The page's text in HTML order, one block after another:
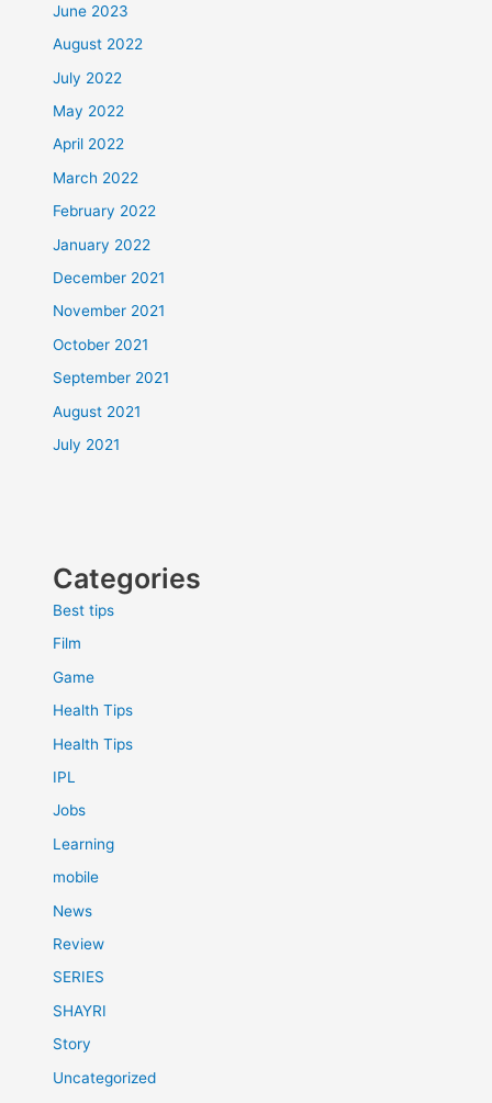
June 2023
August 2022
July 2022
May 2022
April 2022
March 2022
February 2022
January 2022
December 2021
November 2021
October 2021
September 2021
August 2021
July 2021
Categories
Best tips
Film
Game
Health Tips
Health Tips
IPL
Jobs
Learning
mobile
News
Review
SERIES
SHAYRI
Story
Uncategorized